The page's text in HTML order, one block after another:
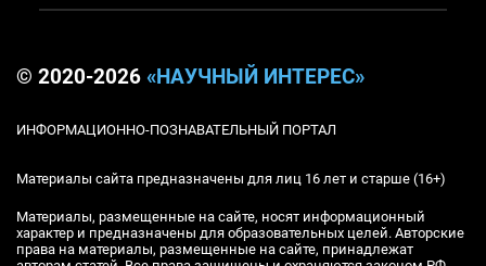
© 2020-2026 «НАУЧНЫЙ ИНТЕРЕС»
ИНФОРМАЦИОННО-ПОЗНАВАТЕЛЬНЫЙ ПОРТАЛ
Материалы сайта предназначены для лиц 16 лет и старше (16+)
Материалы, размещенные на сайте, носят информационный
характер и предназначены для образовательных целей. Авторские
права на материалы, размещенные на сайте, принадлежат